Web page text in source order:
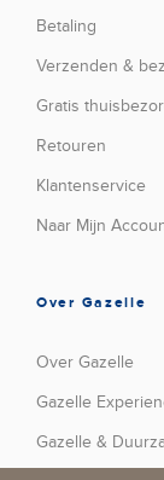
Betaling
Verzenden &
Gratis
Retouren
Klantenservice
Naar Mijn
Over Gazelle
Over Gazelle
Gazelle
Gazelle &